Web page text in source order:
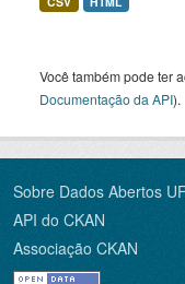
Você também pode ter
Documentação da API).
Sobre Dados Abertos
API do CKAN
Associação CKAN